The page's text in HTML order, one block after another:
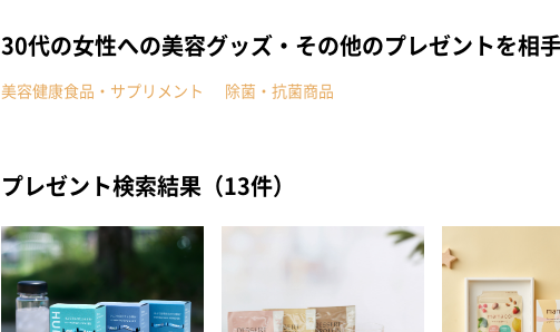
30代の女性への美容グッズ・その他のプレゼントを相
美容健康食品・サプリメント 除菌・抗菌商品
プレゼント検索結果（13件）